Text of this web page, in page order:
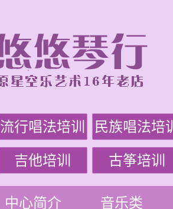
流行唱法培训 民族唱法培训
吉他培训 古筝培训
中心简介 音乐类